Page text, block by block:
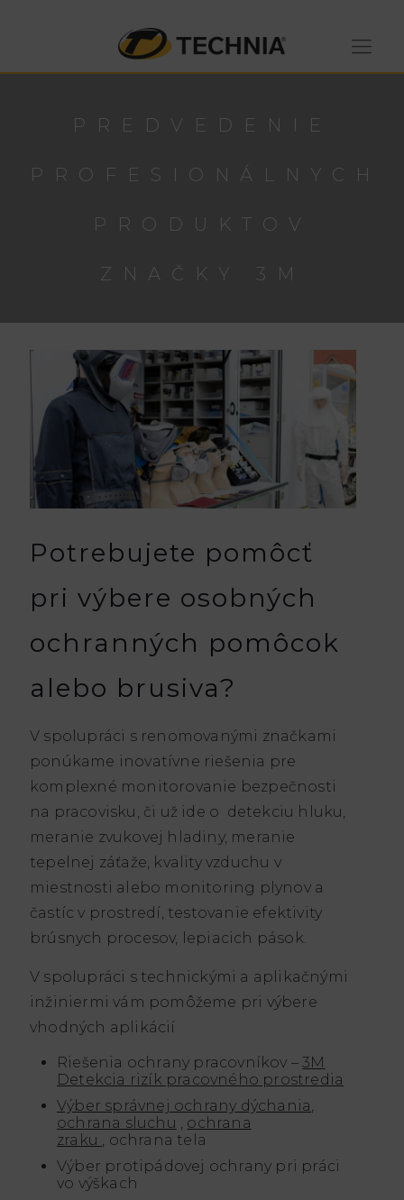
PREDVEDENIE
PROFESIONÁLNYCH
PRODUKTOV
ZNAČKY 3M
Potrebujete pomôcť
pri výbere osobných
ochranných pomôcok
alebo brusiva?
V spolupráci s renomovanými značkami
ponúkame inovatívne riešenia pre
komplexné monitorovanie bezpečnosti
na pracovisku, či už ide o detekciu hluku,
meranie zvukovej hladiny, meranie
tepelnej záťaže, kvality vzduchu v
miestnosti alebo monitoring plynov a
častíc v prostredí, testovanie efektivity
brúsnych procesov, lepiacich pások.
V spolupráci s technickými a aplikačnými
inžiniermi vám pomôžeme pri výbere
vhodných aplikácií
Riešenia ochrany pracovníkov –3M
Detekcia rizík pracovného prostredia
Výber správnej ochrany dýchania,
ochrana sluchu , ochrana
zraku , ochrana tela
Výber protipádovej ochrany pri práci
vo výškach